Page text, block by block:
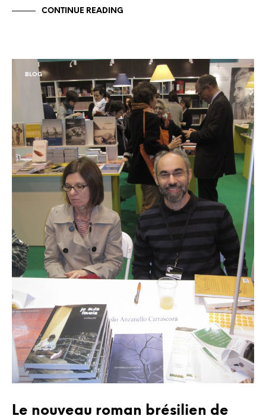
CONTINUE READING
BLOG
Le nouveau roman brésilien de